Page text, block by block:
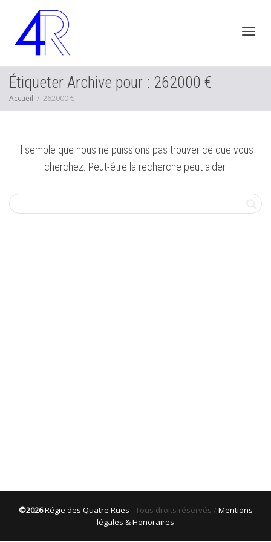
Étiqueter Archive pour : 262000 €
Accueil 262000 €
Il semble que nous ne puissions pas trouver ce que vous
cherchez. Peut-être la recherche peut aider.
©2026Régie des Quatre Rues -Tous droits réservés /Mentions
légales & Honoraires